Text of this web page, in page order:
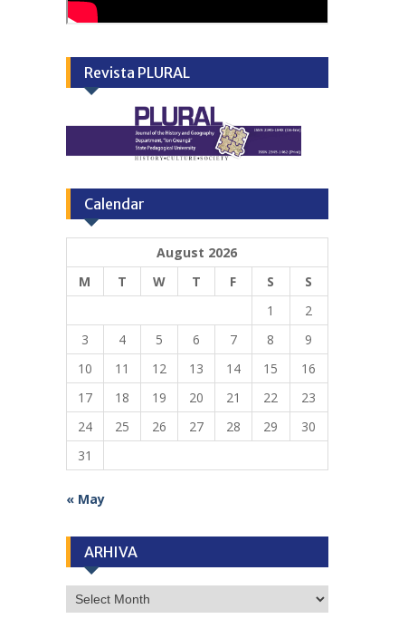
Revista PLURAL
Calendar
August 2026
M
T W T F S
S
1
2
3
4 5 6 7 8
9
10
11 12 13 14 15
16
17
18 19 20 21 22
23
24
25 26 27 28 29
30
31
« May
ARHIVA
ARHIVA